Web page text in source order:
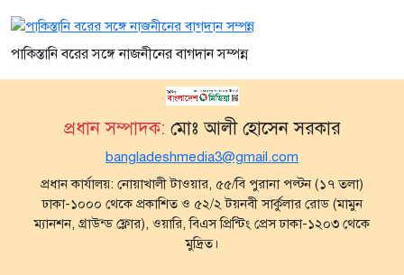
পাকিস্তানি বরের সঙ্গে নাজনীনের বাগদান সম্পন্ন
প্রধান সম্পাদক: মোঃ আলী হোসেন সরকার
bangladeshmedia3@gmail.com
প্রধান কার্যালয়: নোয়াখালী টাওয়ার, ৫৫/বি পুরানা পল্টন (১৭ তলা)
ঢাকা-১০০০ থেকে প্রকাশিত ও ৫২/২ টয়নবী সার্কুলার রোড (মামুন
ম্যানশন, গ্রাউন্ড ফ্লোর), ওয়ারি, বিএস প্রিন্টিং প্রেস ঢাকা-১২০৩ থেকে
মুদ্রিত।